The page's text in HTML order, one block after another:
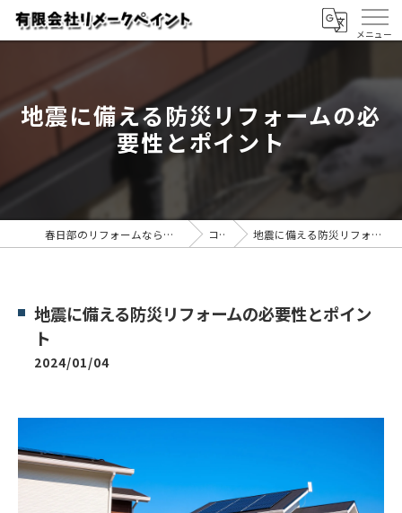
地震に備える防災リフォームの必
要性とポイント
春日部のリフォームなら有限会社リメークペイント コラム 地震に備える防災リフォームの必要性とポイント
地震に備える防災リフォームの必要性とポイン
ト
2024/01/04